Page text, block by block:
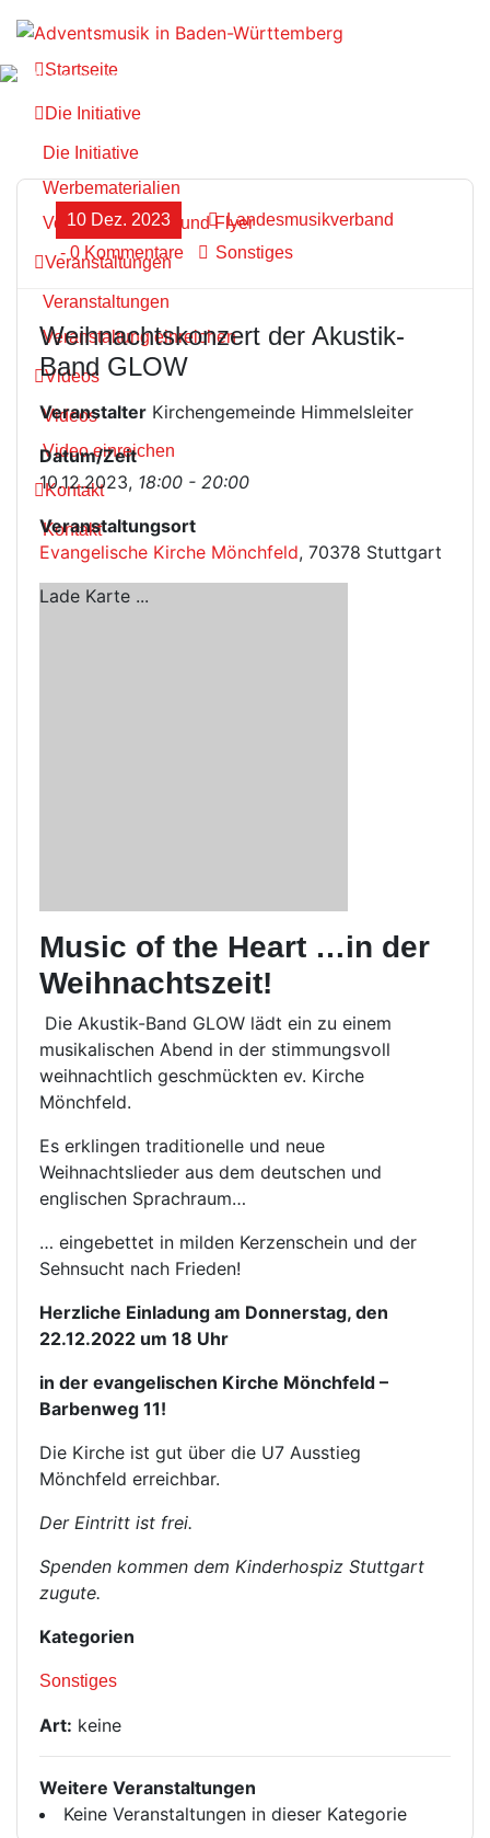
Inhalt
springenStartseite
Die Initiative
Die Initiative
Werbematerialien
Vorlagen Plakate und Flyer
Veranstaltungen
Veranstaltungen
Veranstaltung einreichen
Videos
Videos
Video einreichen
Kontakt
Kontakt
10 Dez. 2023
Landesmusikverband
- 0 Kommentare
Sonstiges
Weihnachtskonzert der Akustik-
Band GLOW
Veranstalter Kirchengemeinde Himmelsleiter
Datum/Zeit
10.12.2023, 18:00 - 20:00
Veranstaltungsort
Evangelische Kirche Mönchfeld, 70378 Stuttgart
Lade Karte ...
Music of the Heart …in der
Weihnachtszeit!
Die Akustik-Band GLOW lädt ein zu einem
musikalischen Abend in der stimmungsvoll
weihnachtlich geschmückten ev. Kirche
Mönchfeld.
Es erklingen traditionelle und neue
Weihnachtslieder aus dem deutschen und
englischen Sprachraum…
… eingebettet in milden Kerzenschein und der
Sehnsucht nach Frieden!
Herzliche Einladung am Donnerstag, den
22.12.2022 um 18 Uhr
in der evangelischen Kirche Mönchfeld –
Barbenweg 11!
Die Kirche ist gut über die U7 Ausstieg
Mönchfeld erreichbar.
Der Eintritt ist frei.
Spenden kommen dem Kinderhospiz Stuttgart
zugute.
Kategorien
Sonstiges
Art: keine
Weitere Veranstaltungen
Keine Veranstaltungen in dieser Kategorie